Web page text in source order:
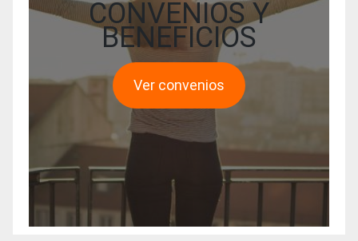
CONVENIOS Y
BENEFICIOS
Ver convenios